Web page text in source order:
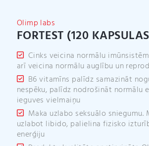
Olimp labs
FORTEST (120
Cinks veicina normālu
arī veicina normālu auglību un
B6 vitamīns palīdz samazināt
nespēku, palīdz nodrošināt normālu
ieguves vielmaiņu
Maka uzlabo seksuālo sniegumu.
uzlabot libido, palielina fizisko
enerģiju